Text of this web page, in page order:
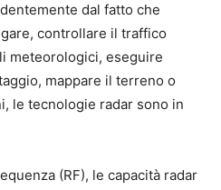
dal fatto che
controllare il traffico
meteorologici, eseguire
mappare il terreno o
le tecnologie radar sono in
(RF), le capacità radar